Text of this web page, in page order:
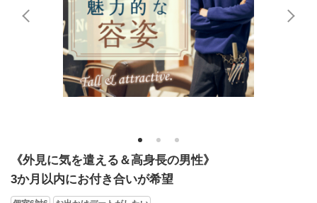
1 2 3
《外見に気を遣える＆高身長の男性》
3か月以内にお付き合いが希望